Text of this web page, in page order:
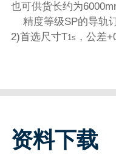
也可供货长约为
精度等级SP的导轨
2)首选尺寸T1s ，公差
资料下载